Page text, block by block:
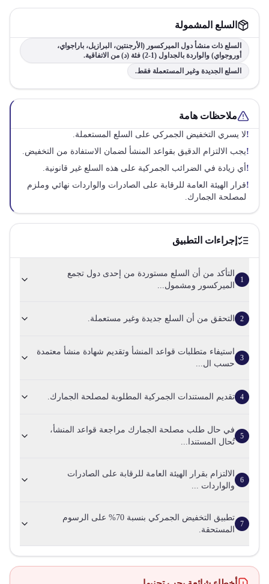
السلع المشمولة
السلع ذات منشأ دول الميركسور (الأرجنتين، البرازيل، باراجواي،
أوروجواي) والواردة بالجداول (1-2) فئة (د) من الاتفاقية.
السلع الجديدة وغير المستعملة فقط.
ملاحظات هامة
!لا يسري التخفيض الجمركي على السلع المستعملة.
!يجب الالتزام الدقيق بقواعد المنشأ لضمان الاستفادة من التخفيض.
! أي زيادة في الضرائب الجمركية على هذه السلع غير قانونية.
!قرار الهيئة العامة للرقابة على الصادرات والواردات نهائي وملزم
لمصلحة الجمارك.
إجراءات التطبيق
1
التأكد من أن السلع مستوردة من إحدى دول تجمع
الميركسور ومشمول...
2 التحقق من أن السلع جديدة وغير مستعملة.
3
استيفاء متطلبات قواعد المنشأ وتقديم شهادة منشأ معتمدة
حسب ال...
4 تقديم المستندات الجمركية المطلوبة لمصلحة الجمارك.
5
في حال طلب مصلحة الجمارك مراجعة قواعد المنشأ،
تُحال المستندا...
6
الالتزام بقرار الهيئة العامة للرقابة على الصادرات
والواردات ...
7
تطبيق التخفيض الجمركي بنسبة 70% على الرسوم
المستحقة.